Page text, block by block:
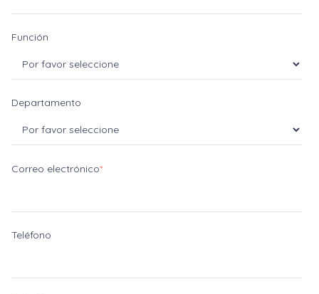
Función
Departamento
Correo electrónico*
Teléfono